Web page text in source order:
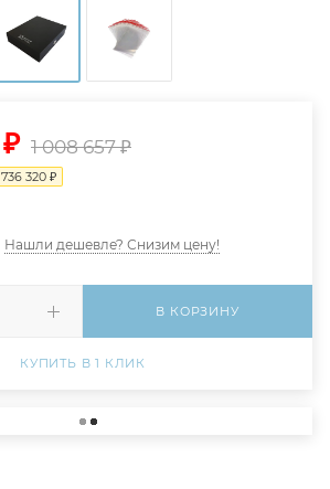
₽ 1 008 657₽
736 320 ₽
Нашли дешевле? Снизим цену!
В КОРЗИНУ
КУПИТЬ В 1 КЛИК